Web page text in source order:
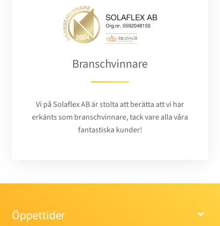
Branschvinnare
Vi på Solaflex AB är stolta att berätta att vi har
erkänts som branschvinnare, tack vare alla våra
fantastiska kunder!
Öppettider